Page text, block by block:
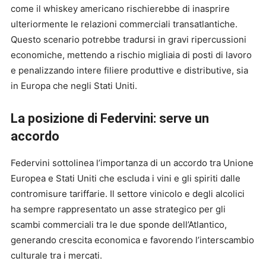
come il whiskey americano rischierebbe di inasprire
ulteriormente le relazioni commerciali transatlantiche.
Questo scenario potrebbe tradursi in gravi ripercussioni
economiche, mettendo a rischio migliaia di posti di lavoro
e penalizzando intere filiere produttive e distributive, sia
in Europa che negli Stati Uniti.
La posizione di Federvini: serve un
accordo
Federvini sottolinea l’importanza di un accordo tra Unione
Europea e Stati Uniti che escluda i vini e gli spiriti dalle
contromisure tariffarie. Il settore vinicolo e degli alcolici
ha sempre rappresentato un asse strategico per gli
scambi commerciali tra le due sponde dell’Atlantico,
generando crescita economica e favorendo l’interscambio
culturale tra i mercati.